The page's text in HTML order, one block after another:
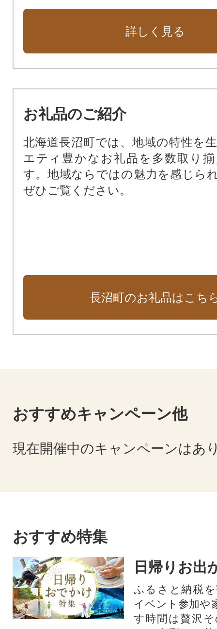
詳しく見る
お礼品のご紹介
北海道長沼町では、地域の特性を
エティ豊かなお礼品を多数取り
す。地域ならではの魅力を感じら
ぜひご覧ください。
長沼町のお礼品はこち
おすすめキャンペーン他
現在開催中のキャンペーンはあ
おすすめ特集
日帰りお出
ふるさと納税
イベント参加や
す時間は贅沢